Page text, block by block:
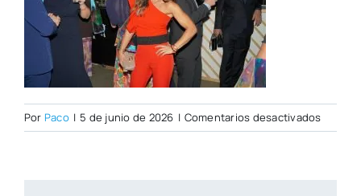
Por Paco | 5 de junio de 2026 | Comentarios desactivadosen